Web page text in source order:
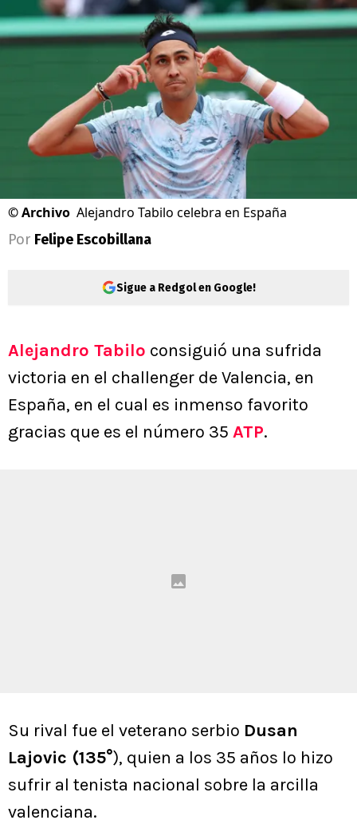
©Archivo Alejandro Tabilo celebra en España
Por Felipe Escobillana
Sigue a Redgol en Google!
Alejandro Tabilo consiguió una sufrida
victoria en el challenger de Valencia, en
España, en el cual es inmenso favorito
gracias que es el número 35 ATP.
Su rival fue el veterano serbio Dusan
Lajovic (135°), quien a los 35 años lo hizo
sufrir al tenista nacional sobre la arcilla
valenciana.